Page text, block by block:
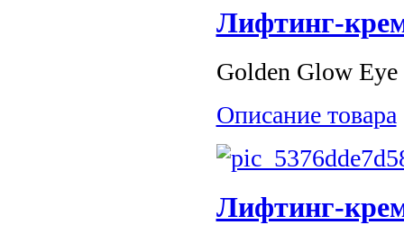
Лифтинг-
Golden Glow
Описание товара
Лифтинг-